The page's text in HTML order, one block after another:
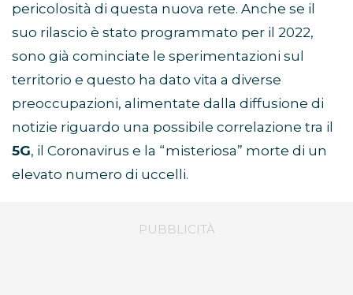
pericolosità di questa nuova rete. Anche se il
suo rilascio è stato programmato per il 2022,
sono già cominciate le sperimentazioni sul
territorio e questo ha dato vita a diverse
preoccupazioni, alimentate dalla diffusione di
notizie riguardo una possibile correlazione tra il
5G, il Coronavirus e la “misteriosa” morte di un
elevato numero di uccelli.